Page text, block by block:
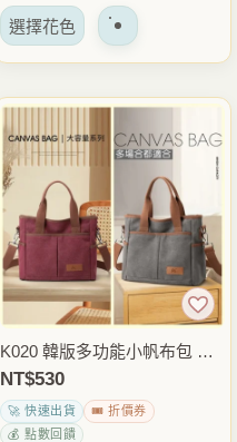
擇
選擇花色 該
有
體。
可
以
在
產
頁
上
K020 韓版多功能小帆布包 手
提斜背兩用包 休閒小側背包
輕便外出穿搭包
NT$530
🚀 快速出貨
🎟️ 折價券
💰 點數回饋